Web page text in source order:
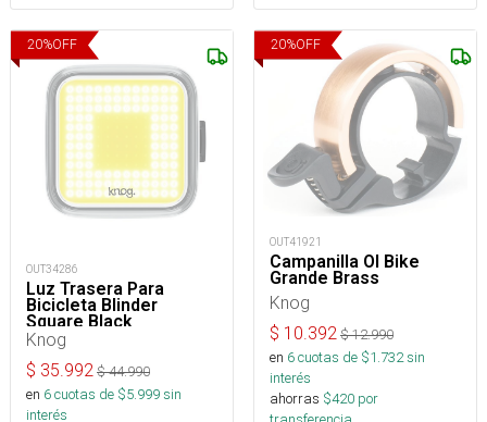
20%OFF
OUT34286
Luz Trasera Para
Bicicleta Blinder
Square Black
Knog
$ 35.992 $44.990
en 6cuotas de $5.999sin
interés
20%OFF
OUT41921
Campanilla OI Bike
Grande Brass
Knog
$ 10.392 $12.990
en 6cuotas de $1.732sin
interés
ahorras $420 por